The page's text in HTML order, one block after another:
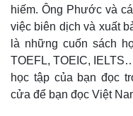
Thế giới
Quan sát
Cuộc sống đó đây
Hồ sơ
hiếm. Ông Phước và
việc biên dịch và xuất
là những cuốn sách
TOEFL, TOEIC,
học tập của bạn đọc
cửa để bạn đọc Việt